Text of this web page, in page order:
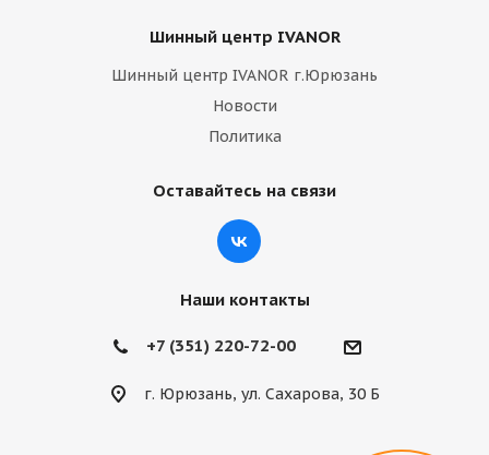
Шинный центр IVANOR
Шинный центр IVANOR г.Юрюзань
Новости
Политика
Оставайтесь на связи
Наши контакты
+7 (351) 220-72-00
г. Юрюзань, ул. Сахарова, 30 Б